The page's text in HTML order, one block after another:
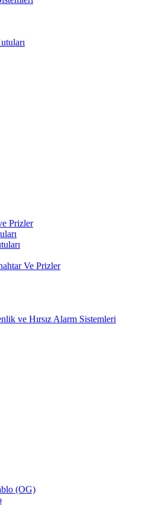
Prizler
Ve Prizler
ve Hırsız Alarm Sistemleri
(OG)